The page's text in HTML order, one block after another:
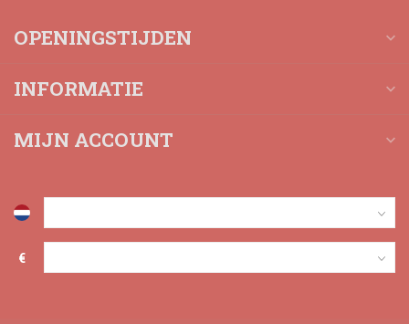
OPENINGSTIJDEN
INFORMATIE
MIJN ACCOUNT
€